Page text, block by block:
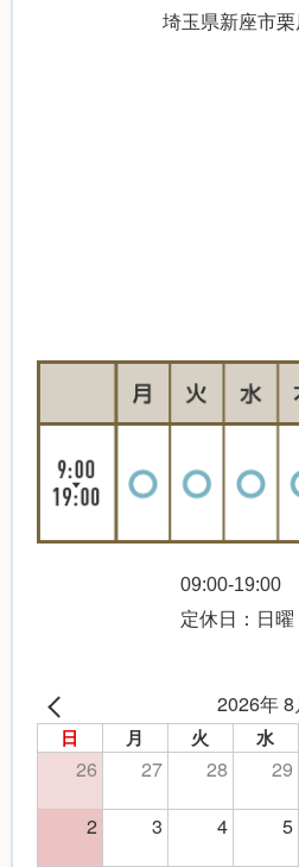
埼玉県新座市
09:00-19:00
定休日：日曜
2026年 8
日 月 火 水
26 27 28 29
2
3 4 5